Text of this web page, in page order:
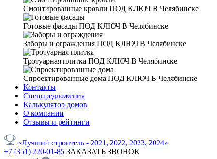
Смонтированные кровли ПОД КЛЮЧ В Челябинске
Готовые фасады ПОД КЛЮЧ В Челябинске
Заборы и ограждения ПОД КЛЮЧ В Челябинске
Тротуарная плитка ПОД КЛЮЧ В Челябинске
Спроектированные дома ПОД КЛЮЧ В Челябинске
Контакты
Спецпредложения
Калькулятор домов
О компании
Отзывы и рейтинги
«Лучший строитель - 2021, 2022, 2023, 2024»
+7 (351) 220-01-85 ЗАКАЗАТЬ ЗВОНОК